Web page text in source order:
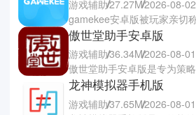
游戏辅助27.27M2026-08-02
傲世堂助手安卓版
游戏辅助36.34M2026-08-01
龙神模拟器手机版
游戏辅助37.65M2026-08-01